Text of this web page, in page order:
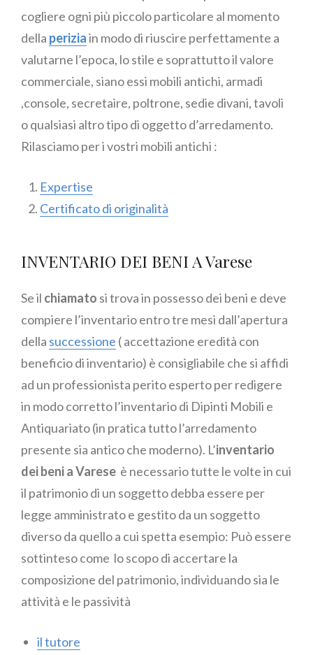
cogliere ogni più piccolo particolare al momento
della periziain modo di riuscire perfettamente a
valutarne l’epoca, lo stile e soprattutto il valore
commerciale, siano essi mobili antichi, armadi
,console, secretaire, poltrone, sedie divani, tavoli
o qualsiasi altro tipo di oggetto d’arredamento.
Rilasciamo per i vostri mobili antichi :
Expertise
Certificato di originalità
INVENTARIO DEI BENI A Varese
Se il chiamato si trova in possesso dei beni e deve
compiere l’inventario entro tre mesi dall’apertura
della successione ( accettazione eredità con
beneficio di inventario) è consigliabile che si affidi
ad un professionista perito esperto per redigere
in modo corretto l’inventario di Dipinti Mobili e
Antiquariato (in pratica tutto l’arredamento
presente sia antico che moderno). L’inventario
dei beni a Varese è necessario tutte le volte in cui
il patrimonio di un soggetto debba essere per
legge amministrato e gestito da un soggetto
diverso da quello a cui spetta esempio: Può essere
sottinteso come lo scopo di accertare la
composizione del patrimonio, individuando sia le
attività e le passività
il tutore